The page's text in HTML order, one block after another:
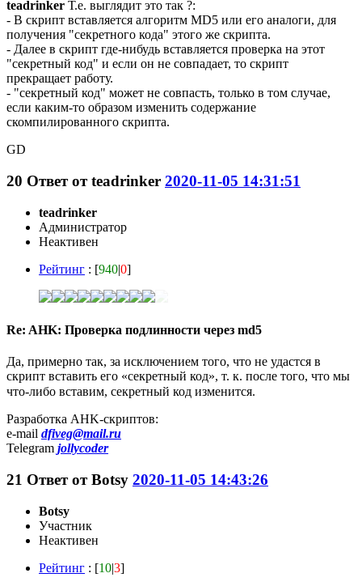
teadrinker Т.е. выглядит это так ?:
- В скрипт вставляется алгоритм MD5 или его аналоги, для
получения "секретного кода" этого же скрипта.
- Далее в скрипт где-нибудь вставляется проверка на этот
"секретный код" и если он не совпадает, то скрипт
прекращает работу.
- "секретный код" может не совпасть, только в том случае,
если каким-то образом изменить содержание
скомпилированного скрипта.
GD
20 Ответ отteadrinker 2020-11-05 14:31:51
teadrinker
Администратор
Неактивен
Рейтинг : [940|0]
Re: AHK: Проверка подлинности через md5
Да, примерно так, за исключением того, что не удастся в
скрипт вставить его «секретный код», т. к. после того, что мы
что-либо вставим, секретный код изменится.
Разработка AHK-скриптов:
e-mail dfiveg@mail.ru
Telegram jollycoder
21 Ответ отBotsy 2020-11-05 14:43:26
Botsy
Участник
Неактивен
Рейтинг : [10|3]